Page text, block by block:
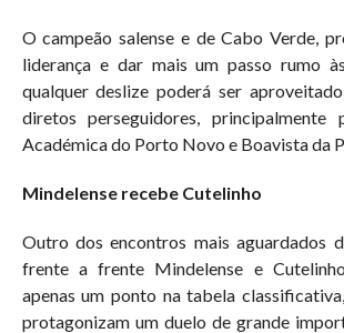
O campeão salense e de Cabo Verde,
liderança e dar mais um passo rumo
qualquer deslize poderá ser
diretos perseguidores, principalmente
Académica do Porto Novo e Boavista da
Mindelense recebe Cutelinho
Outro dos encontros mais aguardados
frente a frente Mindelense e
apenas um ponto na tabela
protagonizam um duelo de grande